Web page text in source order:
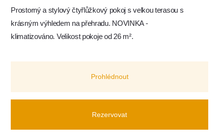
Prostorný a stylový čtyřlůžkový pokoj s velkou terasou s
krásným výhledem na přehradu. NOVINKA -
klimatizováno. Velikost pokoje od 26 m².
Prohlédnout
Rezervovat